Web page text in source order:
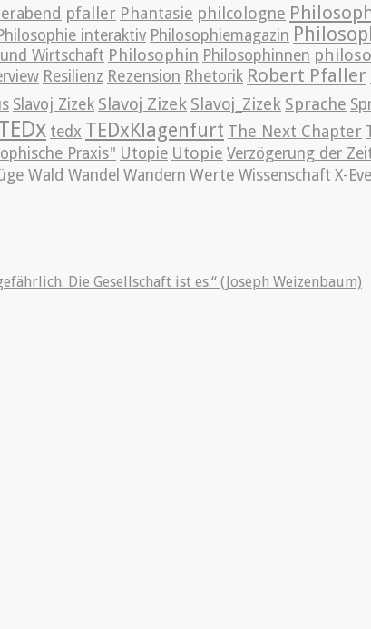
pfaller Phantasie philcologne
interaktiv Philosophiemagazin
Wirtschaft Philosophin Philosophinnen
Resilienz Rezension Rhetorik Robert Pfaller
Slavoj Zizek Slavoj Zizek Slavoj_Zizek Sprache
tedx TEDxKlagenfurt The Next Chapter
Praxis" Utopie Utopie Verzögerung der
Wald Wandel Wandern Werte Wissenschaft X-
Die Gesellschaft ist es.“ (Joseph Weizenbaum)